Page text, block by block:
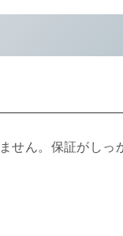
せん。保証がしっ